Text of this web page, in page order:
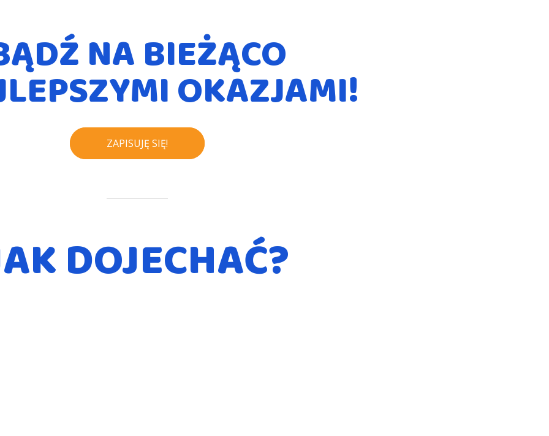
NA BIEŻĄCO
OKAZJAMI!
ZAPISUJĘ SIĘ!
DOJECHAĆ?